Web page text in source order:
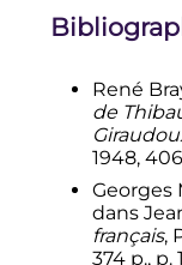
↑«
Monde
René
de
1948, 406
Georges
dans
français,
374 p., p.